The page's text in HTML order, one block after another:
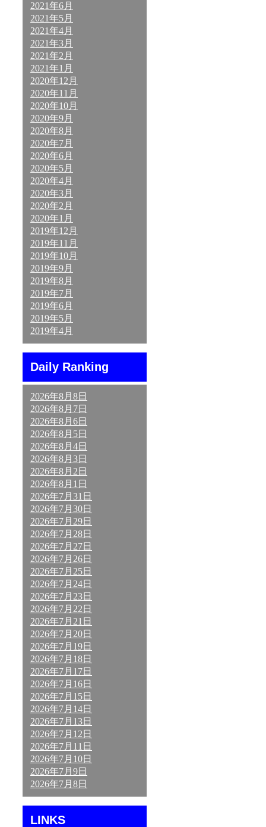
2021年6月
2021年5月
2021年4月
2021年3月
2021年2月
2021年1月
2020年12月
2020年11月
2020年10月
2020年9月
2020年8月
2020年7月
2020年6月
2020年5月
2020年4月
2020年3月
2020年2月
2020年1月
2019年12月
2019年11月
2019年10月
2019年9月
2019年8月
2019年7月
2019年6月
2019年5月
2019年4月
Daily Ranking
2026年8月8日
2026年8月7日
2026年8月6日
2026年8月5日
2026年8月4日
2026年8月3日
2026年8月2日
2026年8月1日
2026年7月31日
2026年7月30日
2026年7月29日
2026年7月28日
2026年7月27日
2026年7月26日
2026年7月25日
2026年7月24日
2026年7月23日
2026年7月22日
2026年7月21日
2026年7月20日
2026年7月19日
2026年7月18日
2026年7月17日
2026年7月16日
2026年7月15日
2026年7月14日
2026年7月13日
2026年7月12日
2026年7月11日
2026年7月10日
2026年7月9日
2026年7月8日
LINKS